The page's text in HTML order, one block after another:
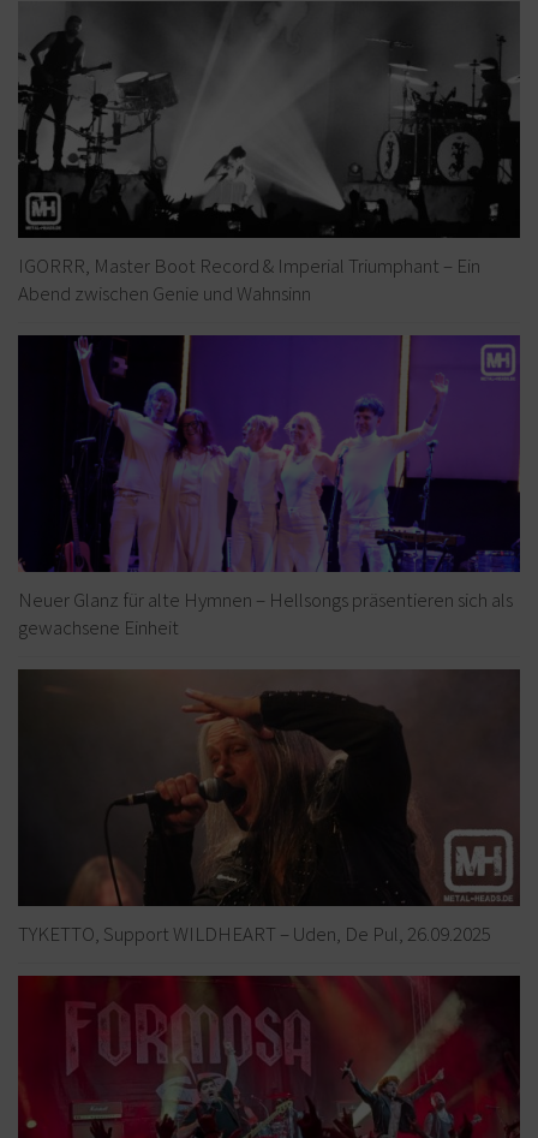
IGORRR, Master Boot Record & Imperial Triumphant – Ein
Abend zwischen Genie und Wahnsinn
Neuer Glanz für alte Hymnen – Hellsongs präsentieren sich als
gewachsene Einheit
TYKETTO, Support WILDHEART – Uden, De Pul, 26.09.2025